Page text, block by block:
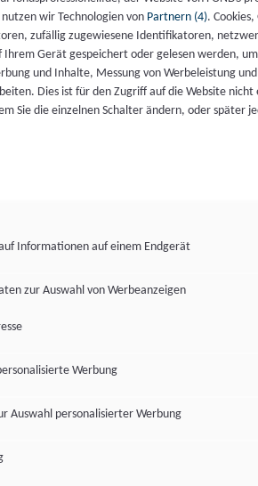
wir Technologien von Partnern (4).
zufällig zugewiesene Identifikatoren,
Gerät gespeichert oder gelesen werden,
und Inhalte, Messung von Werbeleistung
Dies ist für den Zugriff auf die Website
Sie die einzelnen Schalter ändern, oder später
Informationen auf einem Endgerät
zur Auswahl von Werbeanzeigen
Werbung
Auswahl personalisierter Werbung